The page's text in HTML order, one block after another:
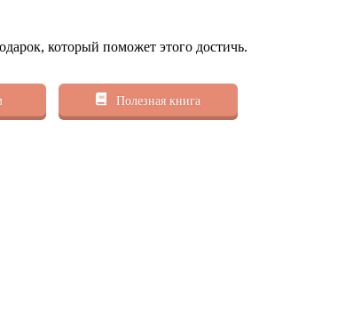
который поможет этого достичь.
Полезная книга